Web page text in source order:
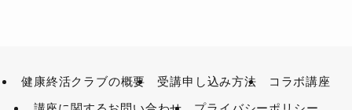
健康終活クラブの概要 受講申し込み方法 コラボ講座